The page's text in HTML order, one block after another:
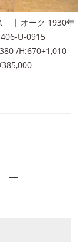
| オーク 1930年
U-0915
/H:670+1,010